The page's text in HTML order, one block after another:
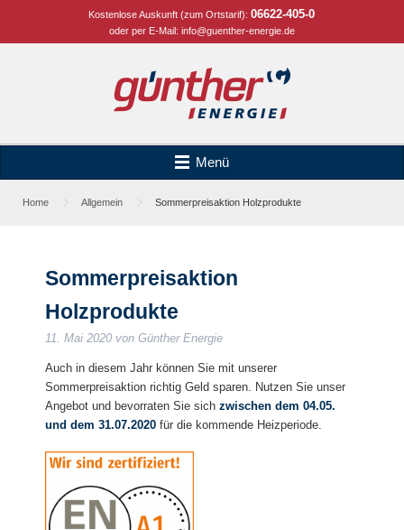
Kostenlose Auskunft (zum Ortstarif):06622-405-0
oder per E-Mail: info@guenther-energie.de
Menü
Home Allgemein Sommerpreisaktion Holzprodukte
Sommerpreisaktion
Holzprodukte
11. Mai 2020 von Günther Energie
Auch in diesem Jahr können Sie mit unserer
Sommerpreisaktion richtig Geld sparen. Nutzen Sie unser
Angebot und bevorraten Sie sich zwischen dem 04.05.
und dem 31.07.2020 für die kommende Heizperiode.